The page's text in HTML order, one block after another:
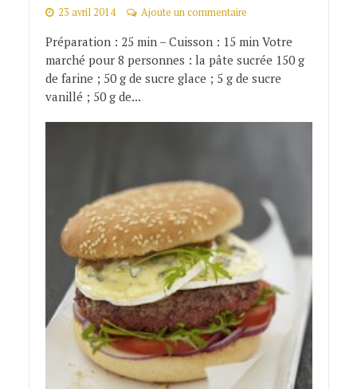
23 avril 2014 Ajoute un commentaire
Préparation : 25 min – Cuisson : 15 min Votre
marché pour 8 personnes : la pâte sucrée 150 g
de farine ; 50 g de sucre glace ; 5 g de sucre
vanillé ; 50 g de...